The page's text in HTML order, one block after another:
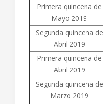
Primera quincena de
Mayo 2019
Segunda quincena de
Abril 2019
Primera quincena de
Abril 2019
Segunda quincena de
Marzo 2019